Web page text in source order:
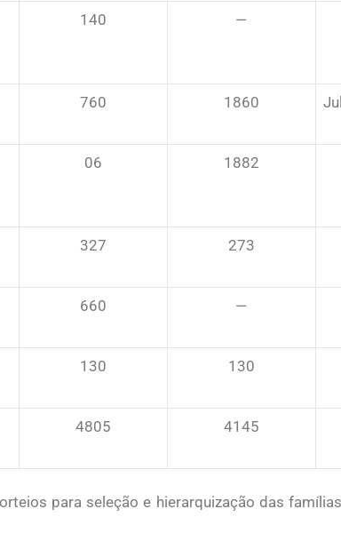
140 —
760 1860
06 1882
327 273
660 —
130 130
4805 4145
para seleção e hierarquização das